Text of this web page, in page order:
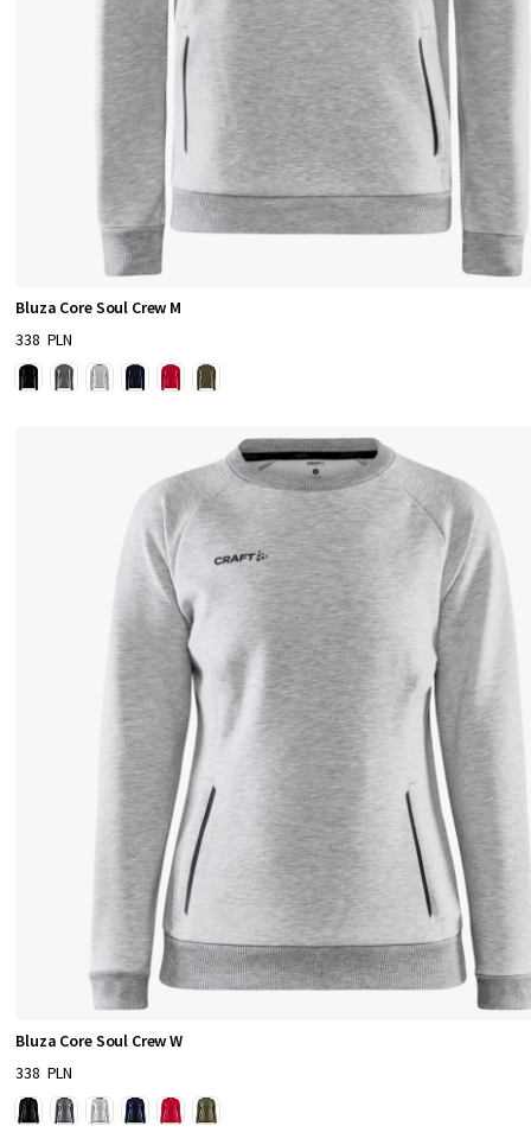
Bluza Core Soul Crew M
338 PLN
Bluza Core Soul Crew W
338 PLN